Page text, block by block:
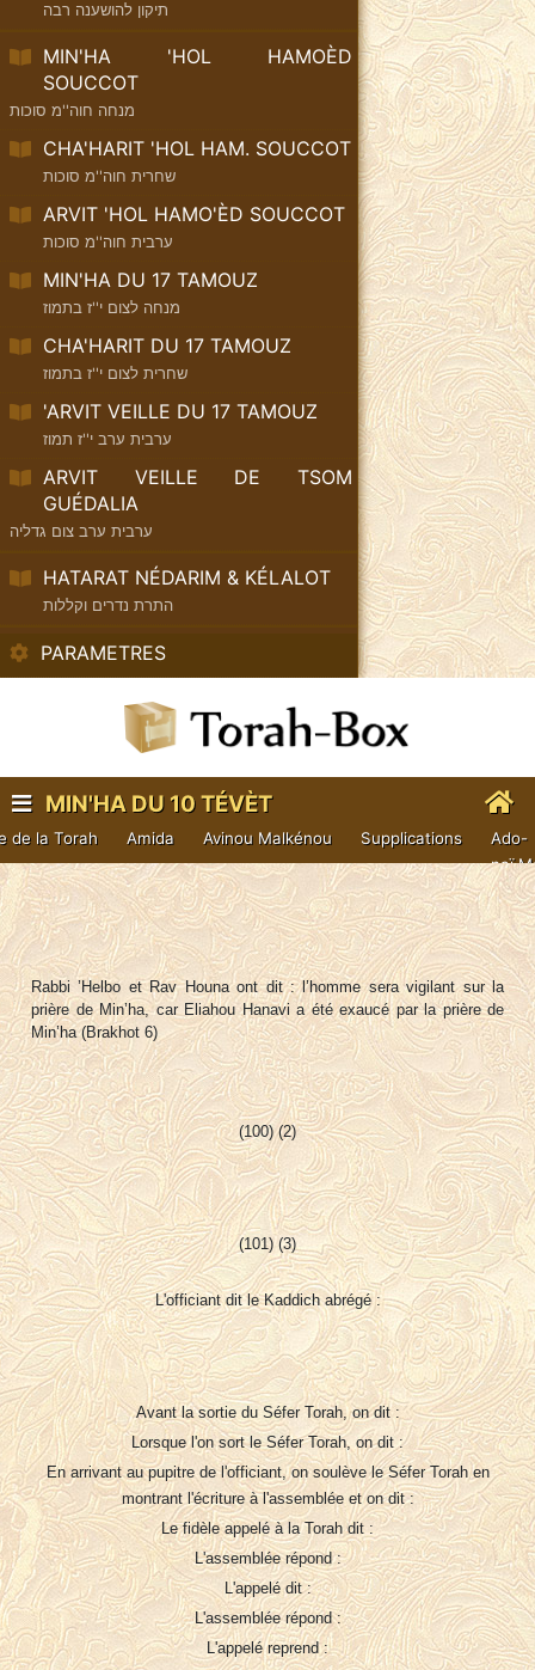
תיקון להושענה רבה
MIN'HA 'HOL HAMOÈD
SOUCCOT
מנחה חוה''מ סוכות
CHA'HARIT 'HOL HAM. SOUCCOT
שחרית חוה''מ סוכות
ARVIT 'HOL HAMO'ÈD SOUCCOT
ערבית חוה''מ סוכות
MIN'HA DU 17 TAMOUZ
מנחה לצום י''ז בתמוז
CHA'HARIT DU 17 TAMOUZ
שחרית לצום י''ז בתמוז
'ARVIT VEILLE DU 17 TAMOUZ
ערבית ערב י''ז תמוז
ARVIT VEILLE DE TSOM
GUÉDALIA
ערבית ערב צום גדליה
HATARAT NÉDARIM & KÉLALOT
התרת נדרים וקללות
PARAMETRES
MIN'HA DU 10 TÉVÈT
de la Torah Amida Avinou Malkénou Supplications
Ado-
naï
Rabbi ’Helbo et Rav Houna ont dit : l’homme sera vigilant sur la
prière de Min’ha, car Eliahou Hanavi a été exaucé par la prière de
Min’ha (Brakhot 6)
(100) (2)
(101) (3)
L'officiant dit le Kaddich abrégé :
Avant la sortie du Séfer Torah, on dit :
Lorsque l'on sort le Séfer Torah, on dit :
En arrivant au pupitre de l'officiant, on soulève le Séfer Torah en
montrant l'écriture à l'assemblée et on dit :
Le fidèle appelé à la Torah dit :
L'assemblée répond :
L'appelé dit :
L'assemblée répond :
L'appelé reprend :